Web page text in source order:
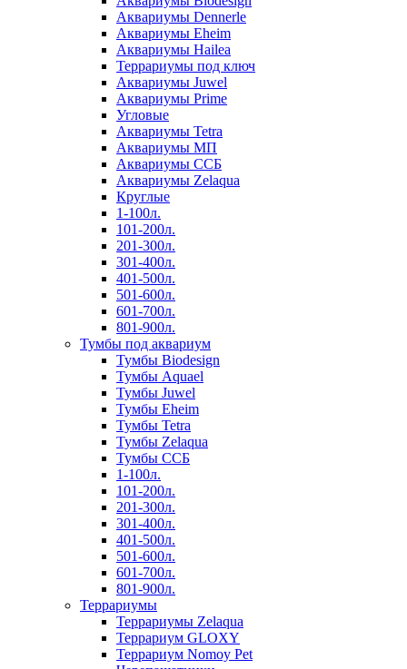
Аквариумы Dennerle
Аквариумы Eheim
Аквариумы Hailea
Террариумы под ключ
Аквариумы Juwel
Аквариумы Prime
Угловые
Аквариумы Tetra
Аквариумы МП
Аквариумы ССБ
Аквариумы Zelaqua
Круглые
1-100л.
101-200л.
201-300л.
301-400л.
401-500л.
501-600л.
601-700л.
801-900л.
Тумбы под аквариум
Тумбы Biodesign
Тумбы Aquael
Тумбы Juwel
Тумбы Eheim
Тумбы Tetra
Тумбы Zelaqua
Тумбы ССБ
1-100л.
101-200л.
201-300л.
301-400л.
401-500л.
501-600л.
601-700л.
801-900л.
Террариумы
Террариумы Zelaqua
Террариум GLOXY
Террариум Nomoy Pet